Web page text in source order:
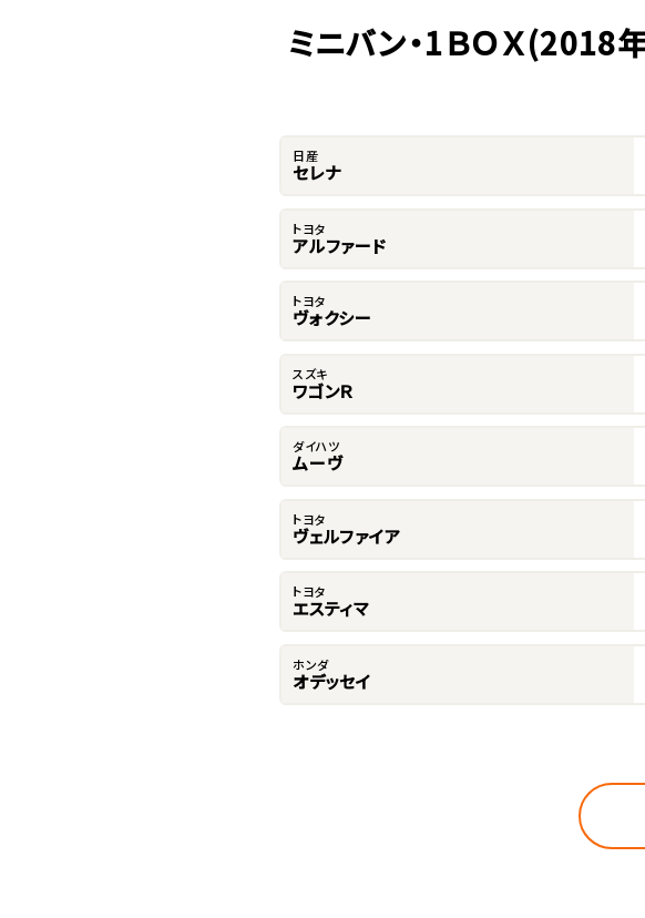
ミニバン・1ＢＯＸ
日産
セレナ
トヨタ
アルファード
トヨタ
ヴォクシー
スズキ
ワゴンＲ
ダイハツ
ムーヴ
トヨタ
ヴェルファイア
トヨタ
エスティマ
ホンダ
オデッセイ